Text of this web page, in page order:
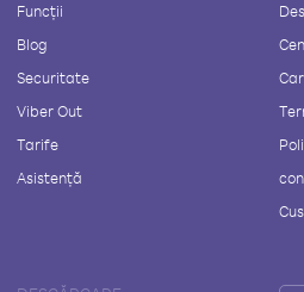
Funcții
Blog
Securitate
Viber Out
Tarife
Asistență